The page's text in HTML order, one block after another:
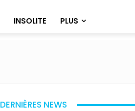
INSOLITE PLUS
DERNIÈRES NEWS